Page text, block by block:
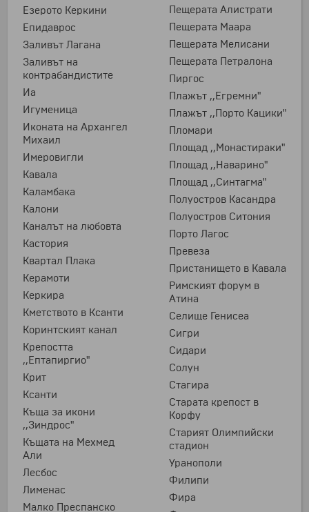
Езерото Керкини
Епидаврос
Заливът Лагана
Заливът на
контрабандистите
Иа
Игуменица
Иконата на Архангел
Михаил
Имеровигли
Кавала
Каламбака
Калони
Каналът на любовта
Кастория
Квартал Плака
Керамоти
Керкира
Кметството в Ксанти
Коринтският канал
Крепостта
,,Ептапиргио"
Крит
Ксанти
Къща за икони
,,Зиндрос"
Къщата на Мехмед
Али
Лесбос
Лименас
Малко Преспанско
Пещерата Алистрати
Пещерата Маара
Пещерата Мелисани
Пещерата Петралона
Пиргос
Плажът ,,Егремни"
Плажът ,,Порто Кацики"
Пломари
Площад ,,Монастираки"
Площад ,,Наварино"
Площад ,,Синтагма"
Полуостров Касандра
Полуостров Ситония
Порто Лагос
Превеза
Пристанището в Кавала
Римският форум в
Атина
Селище Генисеа
Сигри
Сидари
Солун
Стагира
Старата крепост в
Корфу
Старият Олимпийски
стадион
Уранополи
Филипи
Фира